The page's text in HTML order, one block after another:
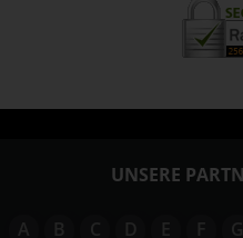
UNSERE
A B C D E F G